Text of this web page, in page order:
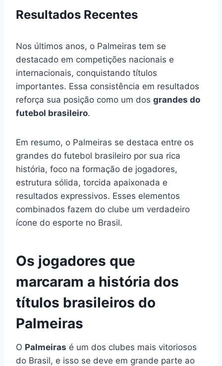
Resultados Recentes
Nos últimos anos, o Palmeiras tem se
destacado em competições nacionais e
internacionais, conquistando títulos
importantes. Essa consistência em resultados
reforça sua posição como um dos grandes do
futebol brasileiro.
Em resumo, o Palmeiras se destaca entre os
grandes do futebol brasileiro por sua rica
história, foco na formação de jogadores,
estrutura sólida, torcida apaixonada e
resultados expressivos. Esses elementos
combinados fazem do clube um verdadeiro
ícone do esporte no Brasil.
Os jogadores que
marcaram a história dos
títulos brasileiros do
Palmeiras
O Palmeiras é um dos clubes mais vitoriosos
do Brasil, e isso se deve em grande parte ao